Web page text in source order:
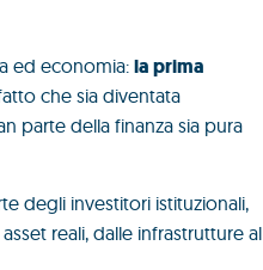
ed economia: la prima
che sia diventata
parte della finanza sia pura
degli investitori istituzionali,
reali, dalle infrastrutture al